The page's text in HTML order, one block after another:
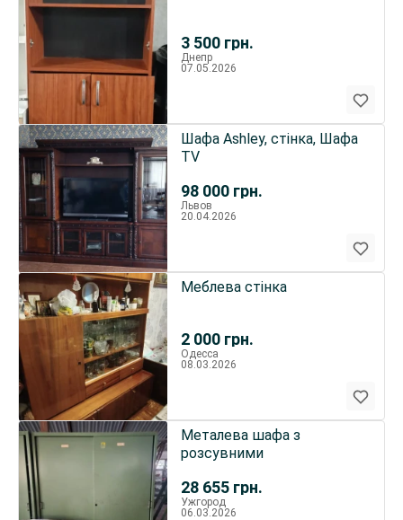
3 500 грн.
Днепр
07.05.2026
98 000 грн.
Шафа Ashley, стінка, Шафа
TV
Львов
20.04.2026
2 000 грн.
Меблева стінка
Одесса
08.03.2026
28 655 грн.
Металева шафа з
розсувними
Ужгород
06.03.2026